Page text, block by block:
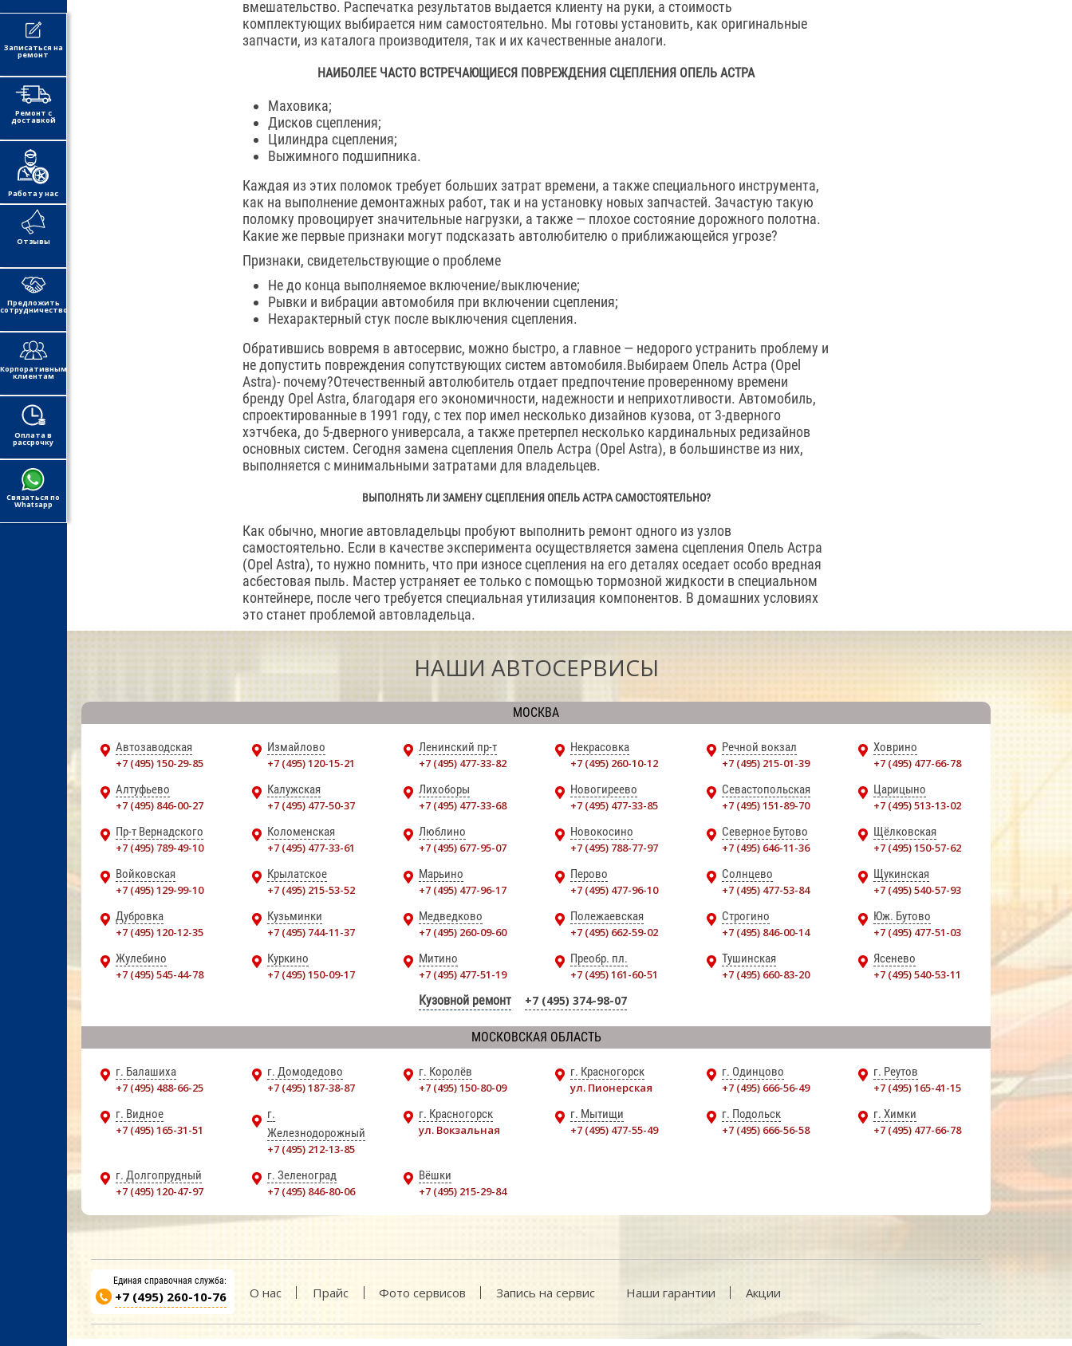
вмешательство. Распечатка результатов выдается клиенту на руки, а стоимость
комплектующих выбирается ним самостоятельно. Мы готовы установить, как оригинальные
запчасти, из каталога производителя, так и их качественные аналоги.
НАИБОЛЕЕ ЧАСТО ВСТРЕЧАЮЩИЕСЯ ПОВРЕЖДЕНИЯ СЦЕПЛЕНИЯ ОПЕЛЬ АСТРА
Маховика;
Дисков сцепления;
Цилиндра сцепления;
Выжимного подшипника.
Каждая из этих поломок требует больших затрат времени, а также специального инструмента,
как на выполнение демонтажных работ, так и на установку новых запчастей. Зачастую такую
поломку провоцирует значительные нагрузки, а также — плохое состояние дорожного полотна.
Какие же первые признаки могут подсказать автолюбителю о приближающейся угрозе?
Признаки, свидетельствующие о проблеме
Не до конца выполняемое включение/выключение;
Рывки и вибрации автомобиля при включении сцепления;
Нехарактерный стук после выключения сцепления.
Обратившись вовремя в автосервис, можно быстро, а главное — недорого устранить проблему и
не допустить повреждения сопутствующих систем автомобиля.Выбираем Опель Астра (Opel
Astra)- почему?Отечественный автолюбитель отдает предпочтение проверенному времени
бренду Opel Astra, благодаря его экономичности, надежности и неприхотливости. Автомобиль,
спроектированные в 1991 году, с тех пор имел несколько дизайнов кузова, от 3-дверного
хэтчбека, до 5-дверного универсала, а также претерпел несколько кардинальных редизайнов
основных систем. Сегодня замена сцепления Опель Астра (Opel Astra), в большинстве из них,
выполняется с минимальными затратами для владельцев.
ВЫПОЛНЯТЬ ЛИ ЗАМЕНУ СЦЕПЛЕНИЯ ОПЕЛЬ АСТРА САМОСТОЯТЕЛЬНО?
Как обычно, многие автовладельцы пробуют выполнить ремонт одного из узлов
самостоятельно. Если в качестве эксперимента осуществляется замена сцепления Опель Астра
(Opel Astra), то нужно помнить, что при износе сцепления на его деталях оседает особо вредная
асбестовая пыль. Мастер устраняет ее только с помощью тормозной жидкости в специальном
контейнере, после чего требуется специальная утилизация компонентов. В домашних условиях
это станет проблемой автовладельца.
НАШИ АВТОСЕРВИСЫ
МОСКВА
Автозаводская
+7 (495) 150-29-85
Измайлово
+7 (495) 120-15-21
Ленинский пр-т
+7 (495) 477-33-82
Некрасовка
+7 (495) 260-10-12
Речной вокзал
+7 (495) 215-01-39
Ховрино
+7 (495) 477-66-78
Алтуфьево
+7 (495) 846-00-27
Калужская
+7 (495) 477-50-37
Лихоборы
+7 (495) 477-33-68
Новогиреево
+7 (495) 477-33-85
Севастопольская
+7 (495) 151-89-70
Царицыно
+7 (495) 513-13-02
Пр-т Вернадского
+7 (495) 789-49-10
Коломенская
+7 (495) 477-33-61
Люблино
+7 (495) 677-95-07
Новокосино
+7 (495) 788-77-97
Северное Бутово
+7 (495) 646-11-36
Щёлковская
+7 (495) 150-57-62
Войковская
+7 (495) 129-99-10
Крылатское
+7 (495) 215-53-52
Марьино
+7 (495) 477-96-17
Перово
+7 (495) 477-96-10
Солнцево
+7 (495) 477-53-84
Щукинская
+7 (495) 540-57-93
Дубровка
+7 (495) 120-12-35
Кузьминки
+7 (495) 744-11-37
Медведково
+7 (495) 260-09-60
Полежаевская
+7 (495) 662-59-02
Строгино
+7 (495) 846-00-14
Юж. Бутово
+7 (495) 477-51-03
Жулебино
+7 (495) 545-44-78
Куркино
+7 (495) 150-09-17
Митино
+7 (495) 477-51-19
Преобр. пл.
+7 (495) 161-60-51
Тушинская
+7 (495) 660-83-20
Ясенево
+7 (495) 540-53-11
Кузовной ремонт +7 (495) 374-98-07
МОСКОВСКАЯ ОБЛАСТЬ
г. Балашиха
+7 (495) 488-66-25
г. Домодедово
+7 (495) 187-38-87
г. Королёв
+7 (495) 150-80-09
г. Красногорск
ул. Пионерская
г. Одинцово
+7 (495) 666-56-49
г. Реутов
+7 (495) 165-41-15
г. Видное
+7 (495) 165-31-51
г.
Железнодорожный
+7 (495) 212-13-85
г. Красногорск
ул. Вокзальная
г. Мытищи
+7 (495) 477-55-49
г. Подольск
+7 (495) 666-56-58
г. Химки
+7 (495) 477-66-78
г. Долгопрудный
+7 (495) 120-47-97
г. Зеленоград
+7 (495) 846-80-06
Вёшки
+7 (495) 215-29-84
Единая справочная служба:
+7 (495) 260-10-76 О нас Прайс Фото сервисов Запись на сервис Наши гарантии Акции
Записаться на
ремонт
Ремонт с
доставкой
Работа у нас
Отзывы
Предложить
сотрудничество
Корпоративным
клиентам
Оплата в
рассрочку
Связаться по
Whatsapp